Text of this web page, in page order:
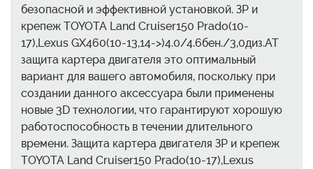
безопасной и эффективной установкой. ЗР и
крепеж TOYOTA Land Cruiser150 Prado(10-
17),Lexus GX460(10-13,14->)4.0/4.6бен./3,0диз.AT
защита картера двигателя это оптимальный
вариант для вашего автомобиля, поскольку при
создании данного аксессуара были применены
новые 3D технологии, что гарантируют хорошую
работоспособность в течении длительного
времени. Защита картера двигателя ЗР и крепеж
TOYOTA Land Cruiser150 Prado(10-17),Lexus